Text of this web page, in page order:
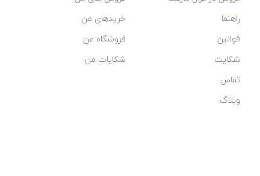
راهنما
قوانین
شکایت
تماس
وبلاگ
خریدهای من
فروشگاه من
شکایات من